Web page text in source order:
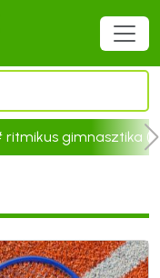
ritmikus gimnasztika